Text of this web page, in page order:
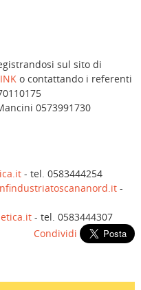
sul sito di
o contattando i referenti
0573991730
- tel. 0583444254
-
- tel. 0583444307
Condividi